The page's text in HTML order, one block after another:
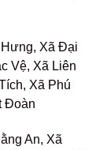
Hưng, Xã Đại
Vệ, Xã Liên
Xã Phú
Đoàn
An, Xã